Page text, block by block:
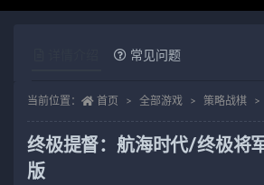
常见问题
当前位置： 首页 全部游戏 策略战棋
终极提督：航海时代/终极将
版